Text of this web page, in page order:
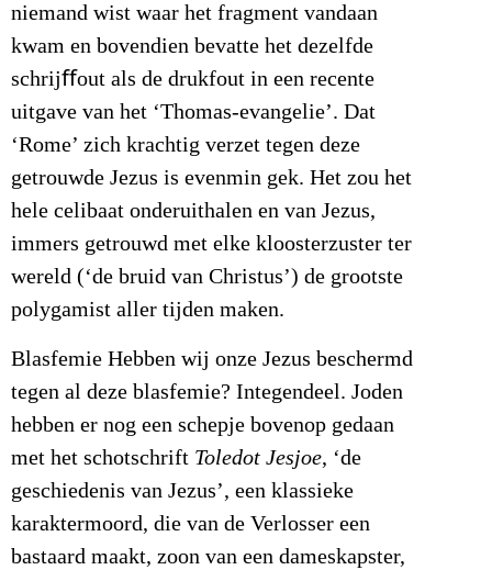
niemand wist waar het fragment vandaan
kwam en bovendien bevatte het dezelfde
schrijﬀout als de drukfout in een recente
uitgave van het ‘Thomas-evangelie’. Dat
‘Rome’ zich krachtig verzet tegen deze
getrouwde Jezus is evenmin gek. Het zou het
hele celibaat onderuithalen en van Jezus,
immers getrouwd met elke kloosterzuster ter
wereld (‘de bruid van Christus’) de grootste
polygamist aller tijden maken.
Blasfemie Hebben wij onze Jezus beschermd
tegen al deze blasfemie? Integendeel. Joden
hebben er nog een schepje bovenop gedaan
met het schotschrift Toledot Jesjoe, ‘de
geschiedenis van Jezus’, een klassieke
karaktermoord, die van de Verlosser een
bastaard maakt, zoon van een dameskapster,